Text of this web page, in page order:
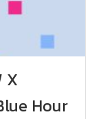
X
Hour